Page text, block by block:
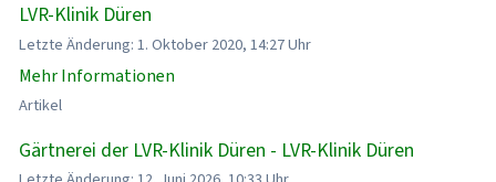
LVR-Klinik Düren
Letzte Änderung: 1. Oktober 2020, 14:27 Uhr
Mehr Informationen
Artikel
Gärtnerei der LVR-Klinik Düren - LVR-Klinik Düren